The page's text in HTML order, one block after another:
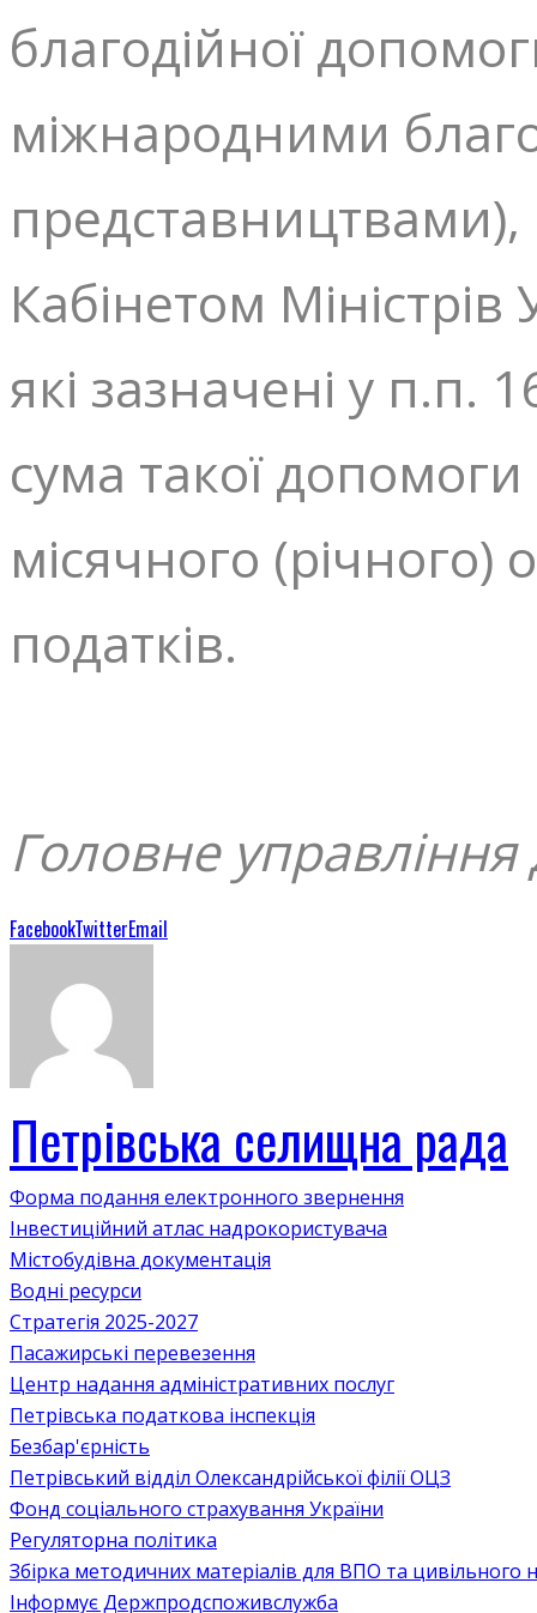
благодійної
міжнародними
представництвами),
Кабінетом
які зазначені у п.п.
сума такої
місячного
податків.
Головне управління
FacebookTwitterEmail
Петрівська селищна рада
Форма подання електронного звернення
Інвестиційний атлас надрокористувача
Містобудівна документація
Водні ресурси
Стратегія 2025-2027
Пасажирські перевезення
Центр надання адміністративних послуг
Петрівська податкова інспекція
Безбар'єрність
Петрівський відділ Олександрійської філії ОЦЗ
Фонд соціального страхування України
Регуляторна політика
Збірка методичних матеріалів для ВПО та цивільного
Інформує Держпродспоживслужба